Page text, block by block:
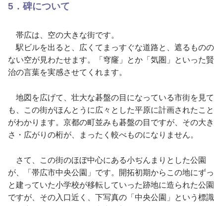
5．碑について
帯広は、空の大きな街です。
駅ビルを出ると、広くてまっすぐな道路と、遮るものの
ない空が見わたせます。「穹窿」とか「気圏」といった賢
治の言葉を実感させてくれます。
地図を広げて、壮大な碁盤の目になっている市街を見て
も、この街がほんとうに広々とした平原に計画されたこと
がわかります。京都の町並みも碁盤の目ですが、その大き
さ・広がりの桁が、まったく較べものになりません。
さて、この街のほぼ中心にある小ぢんまりとした公園
が、「帯広市中央公園」です。開拓初期からこの地にずっ
と建っていた小学校が移転していった跡地に造られた公園
ですが、その入口近く、下写真の「中央公園」という標識